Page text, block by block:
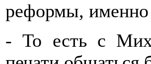
реформы, именно
- То есть с